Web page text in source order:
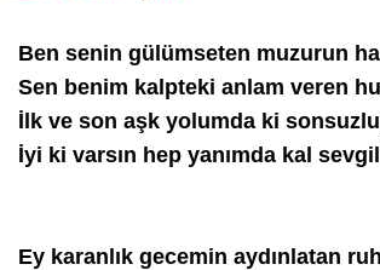
Ben senin gülümseten muzurun
Sen benim kalpteki anlam veren
İlk ve son aşk yolumda ki
İyi ki varsın hep yanımda kal
Ey karanlık gecemin aydınlatan